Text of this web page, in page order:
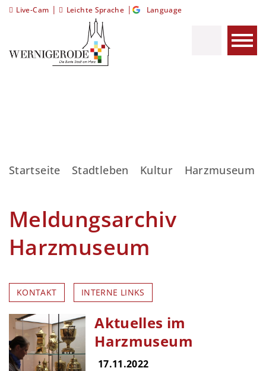
Live-Cam | Leichte Sprache | Language
Startseite Stadtleben Kultur Harzmuseum
Meldungsarchiv
Harzmuseum
KONTAKT INTERNE LINKS
Aktuelles im
Harzmuseum
17.11.2022